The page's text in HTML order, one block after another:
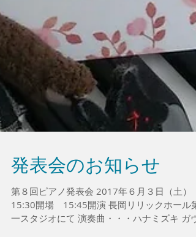
発表会のお知らせ